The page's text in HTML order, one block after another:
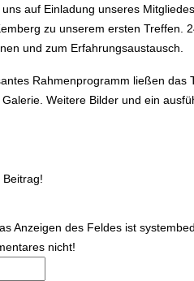
auf Einladung unseres
zu unserem ersten Treffen.
und zum Erfahrungsaustausch.
Rahmenprogramm ließen das
Weitere Bilder und ein
- einfach gut!
Anzeigen des Feldes ist
nicht!